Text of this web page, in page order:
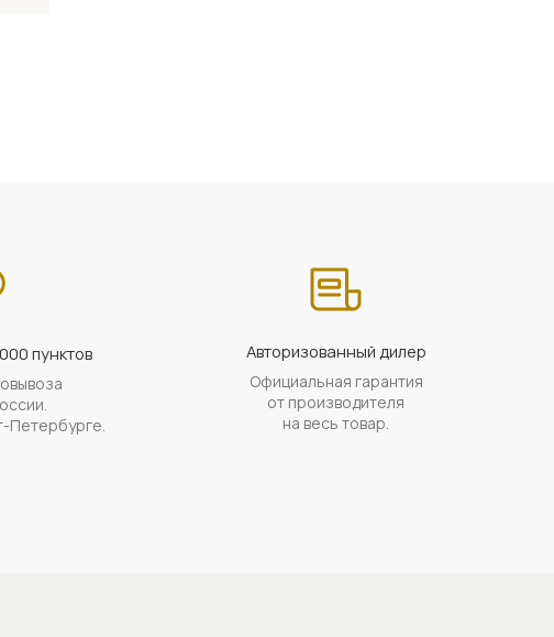
пунктов
Петербурге.
Авторизованный дилер
Официальная гарантия
от производителя
на весь товар.